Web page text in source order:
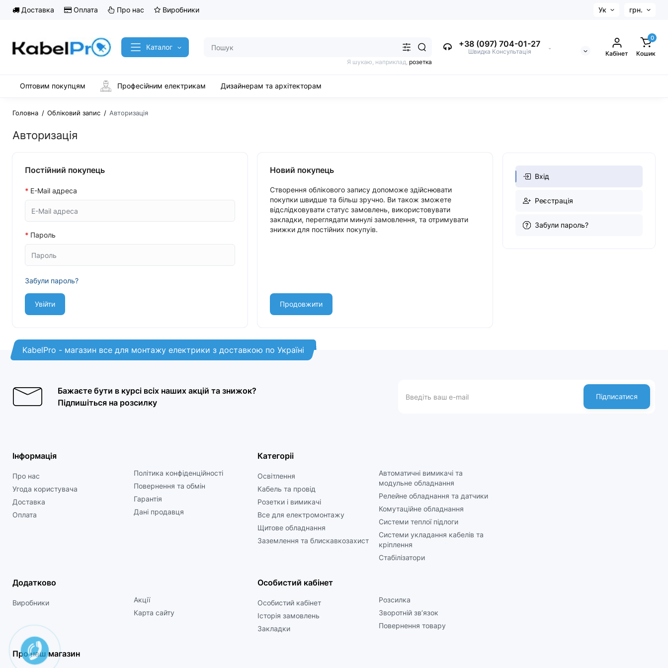
Доставка Оплата Про нас Виробники Ук грн.
Каталог
Я шукаю, наприклад, розетка
+38 (097) 704-01-27
Швидка Консультація
⌄
Кабінет
0
Кошик
Оптовим покупцям Професійним електрикам Дизайнерам та архітекторам
Головна Обліковий запис Авторизація
Авторизація
Постійний покупець
E-Mail адреса
Пароль
Забули пароль?
Новий покупець
Створення облікового запису допоможе здійснювати
покупки швидше та більш зручно. Ви також зможете
відслідковувати статус замовлень, використовувати
закладки, переглядати минулі замовлення, та отримувати
знижки для постійних покупуів.
Продовжити
Вхід
Реєстрація
Забули пароль?
KabelPro - магазин все для монтажу електрики з доставкою по Україні
Бажаєте бути в курсі всіх наших акцій та знижок?
Підпишіться на розсилку
Підписатися
Інформація
Про нас
Угода користувача
Доставка
Оплата
Політика конфіденційності
Повернення та обмін
Гарантія
Дані продавця
Категоріі
Освітлення
Кабель та провід
Розетки і вимикачі
Все для електромонтажу
Щитове обладнання
Заземлення та блискавкозахист
Автоматичні вимикачі та
модульне обладнання
Релейне обладнання та датчики
Комутаційне обладнання
Системи теплої підлоги
Системи укладання кабелів та
кріплення
Стабілізатори
Додатково
Виробники
Акції
Карта сайту
Особистий кабінет
Особистий кабінет
Історія замовлень
Закладки
Розсилка
Зворотній зв’язок
Повернення товару
Про наш магазин